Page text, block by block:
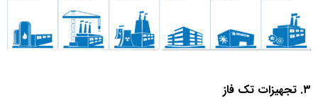
۳. تجهیزات تک فاز